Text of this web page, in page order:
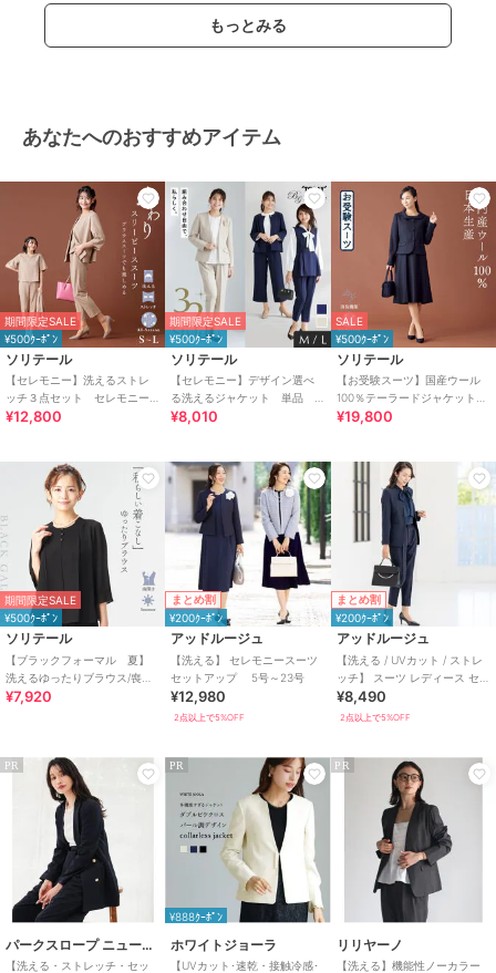
ご家庭の洗濯機でお洗濯可能で
材/無地/ ５分・７分袖
ー・結婚式・二次会/ビジネス/
セレモニー・入学式・卒業式/
スーツジャケット
カットソー素材
/ ポリエステル素
材/無地/５分・７分袖/S･7号
以下あり
洗える /パーティ
ー・結婚式・二次会
ビジネス/
セレモニー・入学式・卒業式 /就
活
もっとみる
あなたへのおすすめアイテム
期間限定SALE
¥500ｸｰﾎﾟﾝ
ソリテール
【セレモニー】洗えるストレ
ッチ３点セット セレモニー
スーツ マザースーツ 入学
¥12,800
期間限定SALE
¥500ｸｰﾎﾟﾝ
ソリテール
【セレモニー】デザイン選べ
る洗えるジャケット 単品
卒業式 入学式 ビジネス
¥8,010
SALE
¥500ｸｰﾎﾟﾝ
ソリテール
【お受験スーツ】国産ウール
100％テーラードジャケットア
ンサンブル/卒業式/卒園式大き
¥19,800
期間限定SALE
¥500ｸｰﾎﾟﾝ
ソリテール
【ブラックフォーマル 夏】
洗えるゆったりブラウス/喪服/
礼服/レディース/法事/卒業式
¥7,920
まとめ割
¥200ｸｰﾎﾟﾝ
アッドルージュ
【洗える】 セレモニースーツ
セットアップ 5号～23号
¥12,980
2点以上で5%OFF
まとめ割
¥200ｸｰﾎﾟﾝ
アッドルージュ
【洗える / UVカット / ストレ
ッチ】 スーツ レディース セッ
トアップ 5号～23号
¥8,490
2点以上で5%OFF
PR
パークスロープ ニューヨーカー
【洗える・ストレッチ・セッ
PR
¥888ｸｰﾎﾟﾝ
ホワイトジョーラ
【UVカット･速乾・接触冷感･
PR
リリヤーノ
【洗える】機能性ノーカラー